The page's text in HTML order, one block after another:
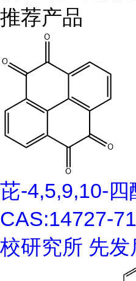
推荐产品
芘-4,5,9,10-四
CAS:14727-
校研究所 先发